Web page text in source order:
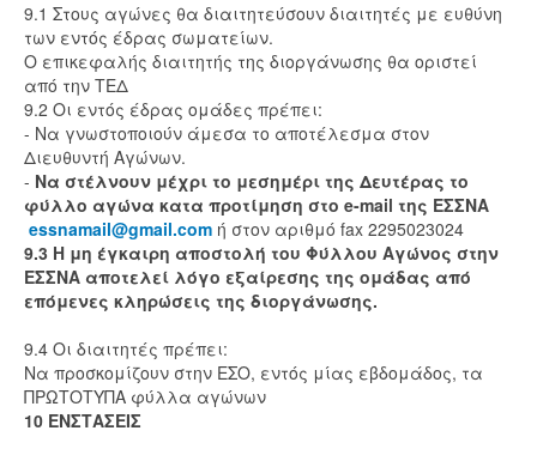
9.1 Στους αγώνες θα διαιτητεύσουν διαιτητές με ευθύνη
των εντός έδρας σωματείων.
Ο επικεφαλής διαιτητής της διοργάνωσης θα οριστεί
από την ΤΕΔ
9.2 Οι εντός έδρας ομάδες πρέπει:
- Να γνωστοποιούν άμεσα το αποτέλεσμα στον
Διευθυντή Αγώνων.
- Να στέλνουν μέχρι το μεσημέρι της Δευτέρας το
φύλλο αγώνα κατα προτίμηση στο e-mail της ΕΣΣΝΑ
essnamail@gmail.com ή στον αριθμό fax 2295023024
9.3 Η μη έγκαιρη αποστολή του Φύλλου Αγώνος στην
ΕΣΣΝΑ αποτελεί λόγο εξαίρεσης της ομάδας από
επόμενες κληρώσεις της διοργάνωσης.
9.4 Οι διαιτητές πρέπει:
Να προσκομίζουν στην ΕΣΟ, εντός μίας εβδομάδος, τα
ΠΡΩΤΟΤΥΠΑ φύλλα αγώνων
10 ΕΝΣΤΑΣΕΙΣ